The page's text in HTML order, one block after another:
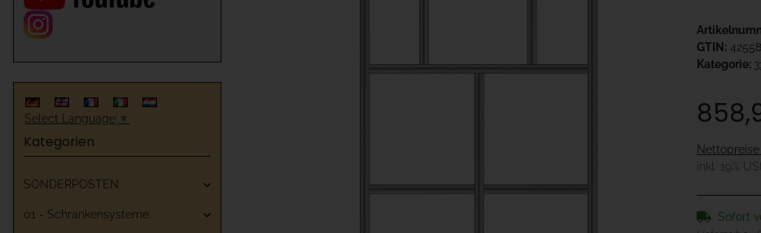
GTIN:
Kategorie:
inkl. 19%
Sofort
Select Language ▼
Kategorien
SONDERPOSTEN
01 - Schrankensysteme